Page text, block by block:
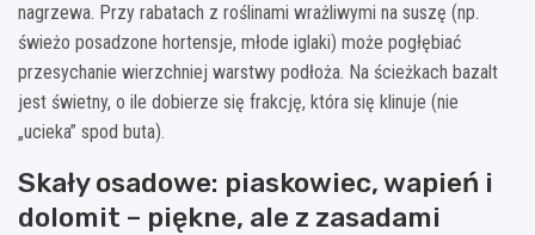
nagrzewa. Przy rabatach z roślinami wrażliwymi na suszę (np.
świeżo posadzone hortensje, młode iglaki) może pogłębiać
przesychanie wierzchniej warstwy podłoża. Na ścieżkach bazalt
jest świetny, o ile dobierze się frakcję, która się klinuje (nie
„ucieka” spod buta).
Skały osadowe: piaskowiec, wapień i
dolomit – piękne, ale z zasadami